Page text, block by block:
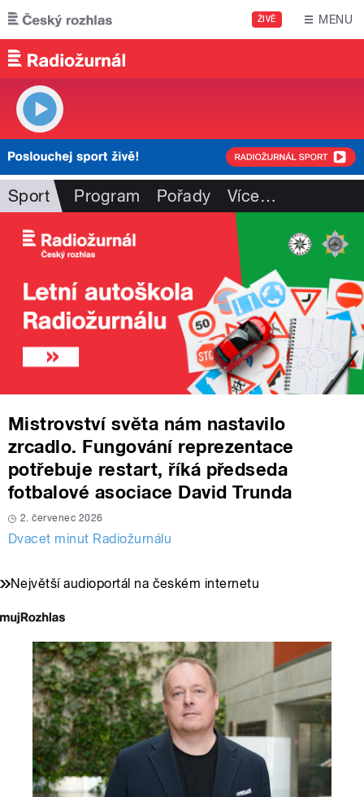
Přejít k hlavnímu obsahu
ŽIVĚ MENU
Sport Program Pořady Více…
Mistrovství světa nám nastavilo
zrcadlo. Fungování reprezentace
potřebuje restart, říká předseda
fotbalové asociace David Trunda
2. červenec 2026
Dvacet minut Radiožurnálu
Největší audioportál na českém internetu